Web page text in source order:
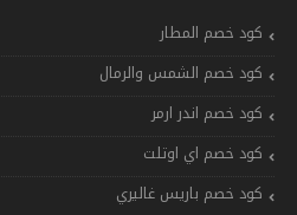
كود خصم المطار
كود خصم الشمس والرمال
كود خصم اندر ارمر
كود خصم اي اوتلت
كود خصم باريس غاليري